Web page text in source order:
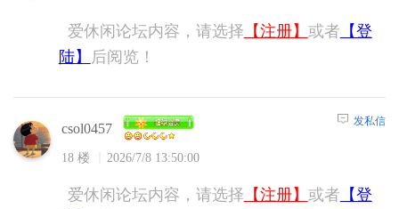
爱休闲论坛内容，请选择 【注册】 或者 【登
陆】
后阅览！
csol0457
18 楼 2026/7/8 13:50:00
发私信
爱休闲论坛内容，请选择 【注册】 或者 【登